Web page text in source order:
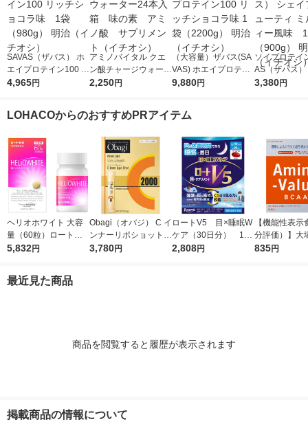
SAVAS（ザバス） ホ
エイプロテイン100 リ
ッチショコラ味 1袋
4,965円
アミノバイタル クエ
ン酸チャージウォータ
ー24本入箱 味の
2,250円
（大容量）ザバス(SA
VAS) ホエイプロテイ
ン100 リッチショコラ
9,880円
ソイプロテ
AS（ザバス
プ＆ビューテ
3,380円
LOHACOからのおすすめPRアイテム
ヘリオホワイト 大容
量（60粒）ロート製
薬 サプリメント
5,832円
Obagi（オバジ） C イ
ンナーリポショット 7
0g×28本入 ロート製
3,780円
ロートV5 目×睡眠W
ケア（30日分） 1個
（30粒入） ロート
2,808円
【機能性表示
分評価）】大
アミノバリュ
835円
最近見た商品
商品を閲覧すると履歴が表示されます
掲載商品の情報について